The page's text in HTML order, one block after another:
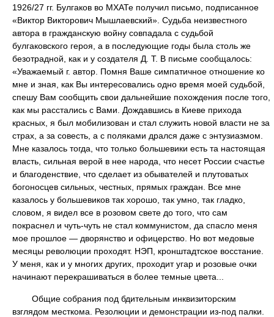
1926/27 гг. Булгаков во МХАТе получил письмо, подписанное
«Виктор Викторович Мышлаевский». Судьба неизвестного
автора в гражданскую войну совпадала с судьбой
булгаковского героя, а в последующие годы была столь же
безотрадной, как и у создателя Д. Т. В письме сообщалось:
«Уважаемый г. автор. Помня Ваше симпатичное отношение ко
мне и зная, как Вы интересовались одно время моей судьбой,
спешу Вам сообщить свои дальнейшие похождения после того,
как мы расстались с Вами. Дождавшись в Киеве прихода
красных, я был мобилизован и стал служить новой власти не за
страх, а за совесть, а с поляками дрался даже с энтузиазмом.
Мне казалось тогда, что только большевики есть та настоящая
власть, сильная верой в нее народа, что несет России счастье
и благоденствие, что сделает из обывателей и плутоватых
богоносцев сильных, честных, прямых граждан. Все мне
казалось у большевиков так хорошо, так умно, так гладко,
словом, я видел все в розовом свете до того, что сам
покраснел и чуть-чуть не стал коммунистом, да спасло меня
мое прошлое — дворянство и офицерство. Но вот медовые
месяцы революции проходят. НЭП, кронштадтское восстание.
У меня, как и у многих других, проходит угар и розовые очки
начинают перекрашиваться в более темные цвета...
Общие собрания под бдительным инквизиторским
взглядом месткома. Резолюции и демонстрации из-под палки.